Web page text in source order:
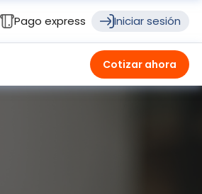
Pago express Iniciar sesión
Cotizar ahora